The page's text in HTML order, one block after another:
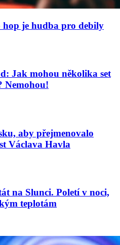
je hudba pro debily
Jak mohou několika set
Nemohou!
aby přejmenovalo
Václava Havla
na Slunci. Poletí v noci,
teplotám